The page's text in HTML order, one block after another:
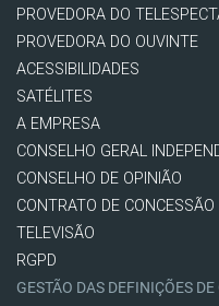
PROVEDORA DO
PROVEDORA DO OUVINTE
ACESSIBILIDADES
SATÉLITES
A EMPRESA
CONSELHO GERAL
CONSELHO DE OPINIÃO
CONTRATO DE
TELEVISÃO
RGPD
GESTÃO DAS DEFINIÇÕES